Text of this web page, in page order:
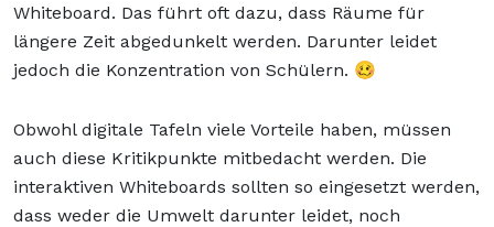
Whiteboard. Das führt oft dazu, dass Räume für
längere Zeit abgedunkelt werden. Darunter leidet
jedoch die Konzentration von Schülern. 🥴
Obwohl digitale Tafeln viele Vorteile haben, müssen
auch diese Kritikpunkte mitbedacht werden. Die
interaktiven Whiteboards sollten so eingesetzt werden,
dass weder die Umwelt darunter leidet, noch